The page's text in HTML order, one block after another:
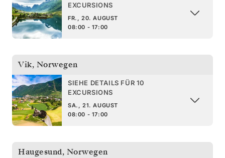
EXCURSIONS
FR., 20. AUGUST
08:00 - 17:00
Vik, Norwegen
SIEHE DETAILS FÜR 10
EXCURSIONS
SA., 21. AUGUST
08:00 - 17:00
Haugesund, Norwegen